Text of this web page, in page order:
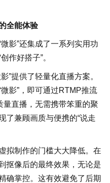
全能体验
影”还集成了一系列实用功
作好搭子”。
”提供了轻量化直播方案。
影”，即可通过RTMP推流
直播，无需携带笨重的聚
了兼顾画质与便携的“说走
拟制作的门槛大大降低。在
抠像后的最终效果，无论是
确掌控。这有效避免了后期